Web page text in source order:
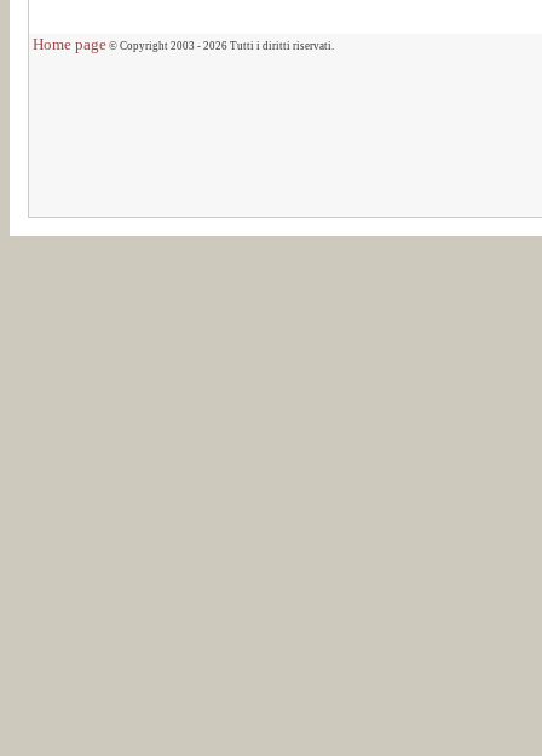
Home page © Copyright 2003 - 2026 Tutti i diritti riservati.